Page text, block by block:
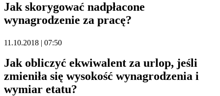
Jak skorygować nadpłacone
wynagrodzenie za pracę?
11.10.2018 | 07:50
Jak obliczyć ekwiwalent za urlop, jeśli
zmieniła się wysokość wynagrodzenia i
wymiar etatu?